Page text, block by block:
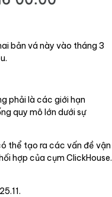
bản vá này vào tháng 3
phải là các giới hạn
quy mô lớn dưới sự
thể tạo ra các vấn đề vận
hợp của cụm ClickHouse.